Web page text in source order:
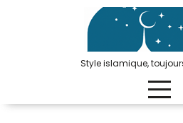
Style islamique,